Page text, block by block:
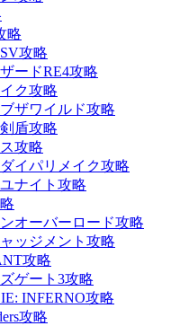
略
攻略
ードRE4攻略
ク攻略
ザワイルド攻略
盾攻略
攻略
イパリメイク攻略
ナイト攻略
オーバーロード攻略
ッジメント攻略
攻略
ゲート3攻略
INFERNO攻略
攻略